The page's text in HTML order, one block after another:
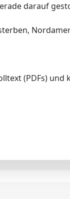
darauf
(PDFs) und